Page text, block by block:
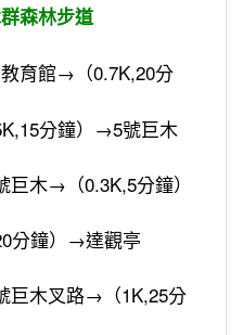
森林步道
育館→（0.7K,20分
分鐘）→5號巨木
木→（0.3K,5分鐘）
分鐘）→達觀亭
木叉路→（1K,25分